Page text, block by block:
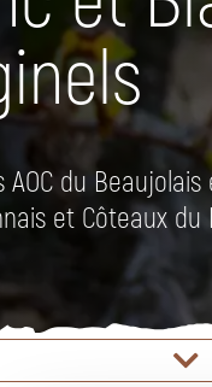
AOC du
et Côteaux du